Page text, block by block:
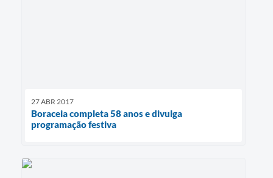
27 ABR 2017
Boraceia completa 58 anos e divulga
programação festiva